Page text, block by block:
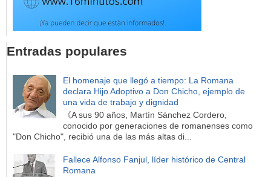
Entradas populares
El homenaje que llegó a tiempo: La Romana
declara Hijo Adoptivo a Don Chicho, ejemplo de
una vida de trabajo y dignidad
《A sus 90 años, Martín Sánchez Cordero,
conocido por generaciones de romanenses como
"Don Chicho", recibió una de las más altas di...
Fallece Alfonso Fanjul, líder histórico de Central
Romana